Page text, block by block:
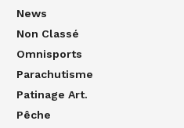
News
Non Classé
Omnisports
Parachutisme
Patinage Art.
Pêche